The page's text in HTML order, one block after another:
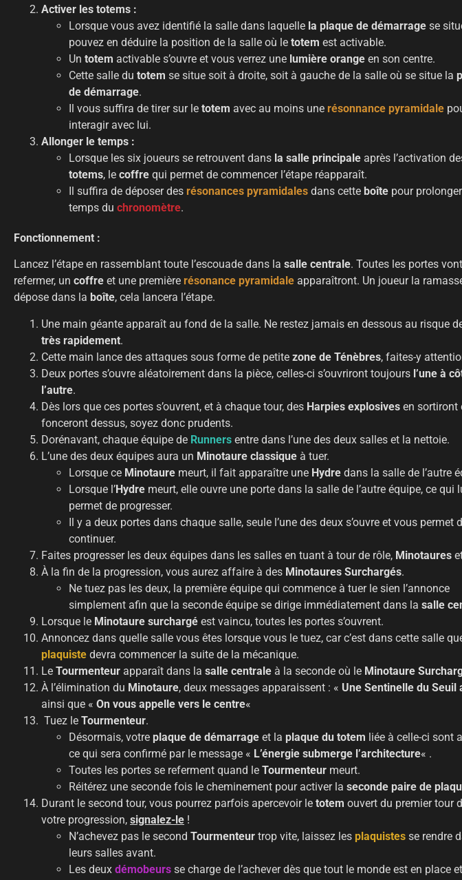
Activer les totems :
Lorsque vous avez identifié la salle dans laquelle la plaque de démarrage se
pouvez en déduire la position de la salle où le totem est activable.
Un totem activable s’ouvre et vous verrez une lumière orange en son centre.
Cette salle du totem se situe soit à droite, soit à gauche de la salle où se situe la
de démarrage.
Il vous suffira de tirer sur le totem avec au moins une résonnance pyramidale
interagir avec lui.
Allonger le temps :
Lorsque les six joueurs se retrouvent dans la salle principale après l’activation
totems, le coffre qui permet de commencer l’étape réapparaît.
Il suffira de déposer des résonances pyramidales dans cette boîte pour
temps du chronomètre.
Fonctionnement :
Lancez l’étape en rassemblant toute l’escouade dans la salle centrale. Toutes les portes
refermer, un coffre et une première résonance pyramidale apparaîtront. Un joueur la
dépose dans la boîte, cela lancera l’étape.
Une main géante apparaît au fond de la salle. Ne restez jamais en dessous au risque
très rapidement.
Cette main lance des attaques sous forme de petite zone de Ténèbres, faites-y
Deux portes s’ouvre aléatoirement dans la pièce, celles-ci s’ouvriront toujours l’une à
l’autre.
Dès lors que ces portes s’ouvrent, et à chaque tour, des Harpies explosives en sortiront
fonceront dessus, soyez donc prudents.
Dorénavant, chaque équipe de Runners entre dans l’une des deux salles et la nettoie.
L’une des deux équipes aura un Minotaure classique à tuer.
Lorsque ce Minotaure meurt, il fait apparaître une Hydre dans la salle de l’autre
Lorsque l’Hydre meurt, elle ouvre une porte dans la salle de l’autre équipe, ce qui
permet de progresser.
Il y a deux portes dans chaque salle, seule l’une des deux s’ouvre et vous permet
continuer.
Faites progresser les deux équipes dans les salles en tuant à tour de rôle, Minotaures
À la fin de la progression, vous aurez affaire à des Minotaures Surchargés.
Ne tuez pas les deux, la première équipe qui commence à tuer le sien l’annonce
simplement afin que la seconde équipe se dirige immédiatement dans la salle
Lorsque le Minotaure surchargé est vaincu, toutes les portes s’ouvrent.
Annoncez dans quelle salle vous êtes lorsque vous le tuez, car c’est dans cette salle
plaquiste devra commencer la suite de la mécanique.
Le Tourmenteur apparaît dans la salle centrale à la seconde où le Minotaure
À l’élimination du Minotaure, deux messages apparaissent : « Une Sentinelle du Seuil
ainsi que « On vous appelle vers le centre«
Tuez le Tourmenteur.
Désormais, votre plaque de démarrage et la plaque du totem liée à celle-ci sont
ce qui sera confirmé par le message « L’énergie submerge l’architecture« .
Toutes les portes se referment quand le Tourmenteur meurt.
Réitérez une seconde fois le cheminement pour activer la seconde paire de
Durant le second tour, vous pourrez parfois apercevoir le totem ouvert du premier tour
votre progression, signalez-le !
N’achevez pas le second Tourmenteur trop vite, laissez les plaquistes se rendre
leurs salles avant.
Les deux démobeurs se charge de l’achever dès que tout le monde est en place